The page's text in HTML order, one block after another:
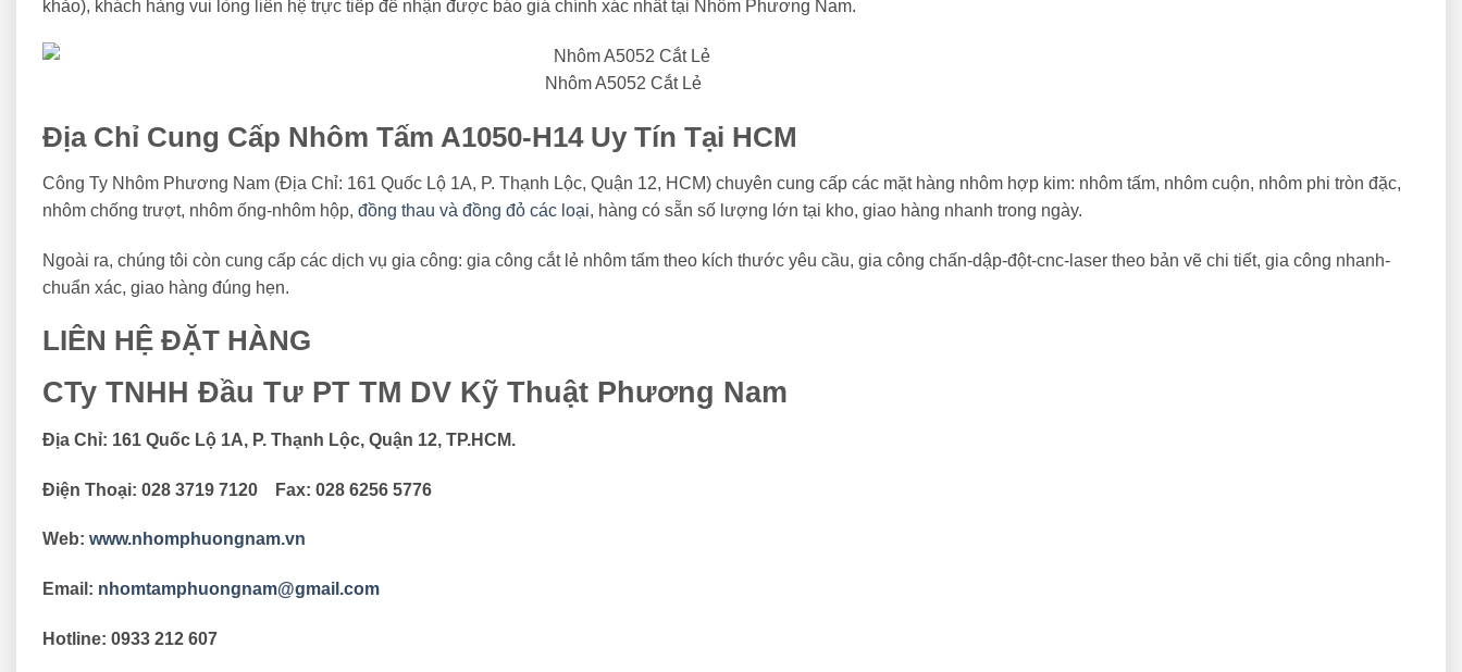
khảo), khách hàng vui lòng liên hệ trực tiếp để nhận được báo giá chính xác nhất tại Nhôm Phương Nam.
Nhôm A5052 Cắt Lẻ
Địa Chỉ Cung Cấp Nhôm Tấm A1050-H14 Uy Tín Tại HCM
Công Ty Nhôm Phương Nam (Địa Chỉ: 161 Quốc Lộ 1A, P. Thạnh Lộc, Quận 12, HCM) chuyên cung cấp các mặt hàng nhôm hợp kim: nhôm tấm, nhôm cuộn, nhôm phi tròn đặc,
nhôm chống trượt, nhôm ống-nhôm hộp, đồng thau và đồng đỏ các loại, hàng có sẵn số lượng lớn tại kho, giao hàng nhanh trong ngày.
Ngoài ra, chúng tôi còn cung cấp các dịch vụ gia công: gia công cắt lẻ nhôm tấm theo kích thước yêu cầu, gia công chấn-dập-đột-cnc-laser theo bản vẽ chi tiết, gia công nhanh-
chuẩn xác, giao hàng đúng hẹn.
LIÊN HỆ ĐẶT HÀNG
CTy TNHH Đầu Tư PT TM DV Kỹ Thuật Phương Nam
Địa Chỉ: 161 Quốc Lộ 1A, P. Thạnh Lộc, Quận 12, TP.HCM.
Điện Thoại: 028 3719 7120 Fax: 028 6256 5776
Web: www.nhomphuongnam.vn
Email: nhomtamphuongnam@gmail.com
Hotline: 0933 212 607